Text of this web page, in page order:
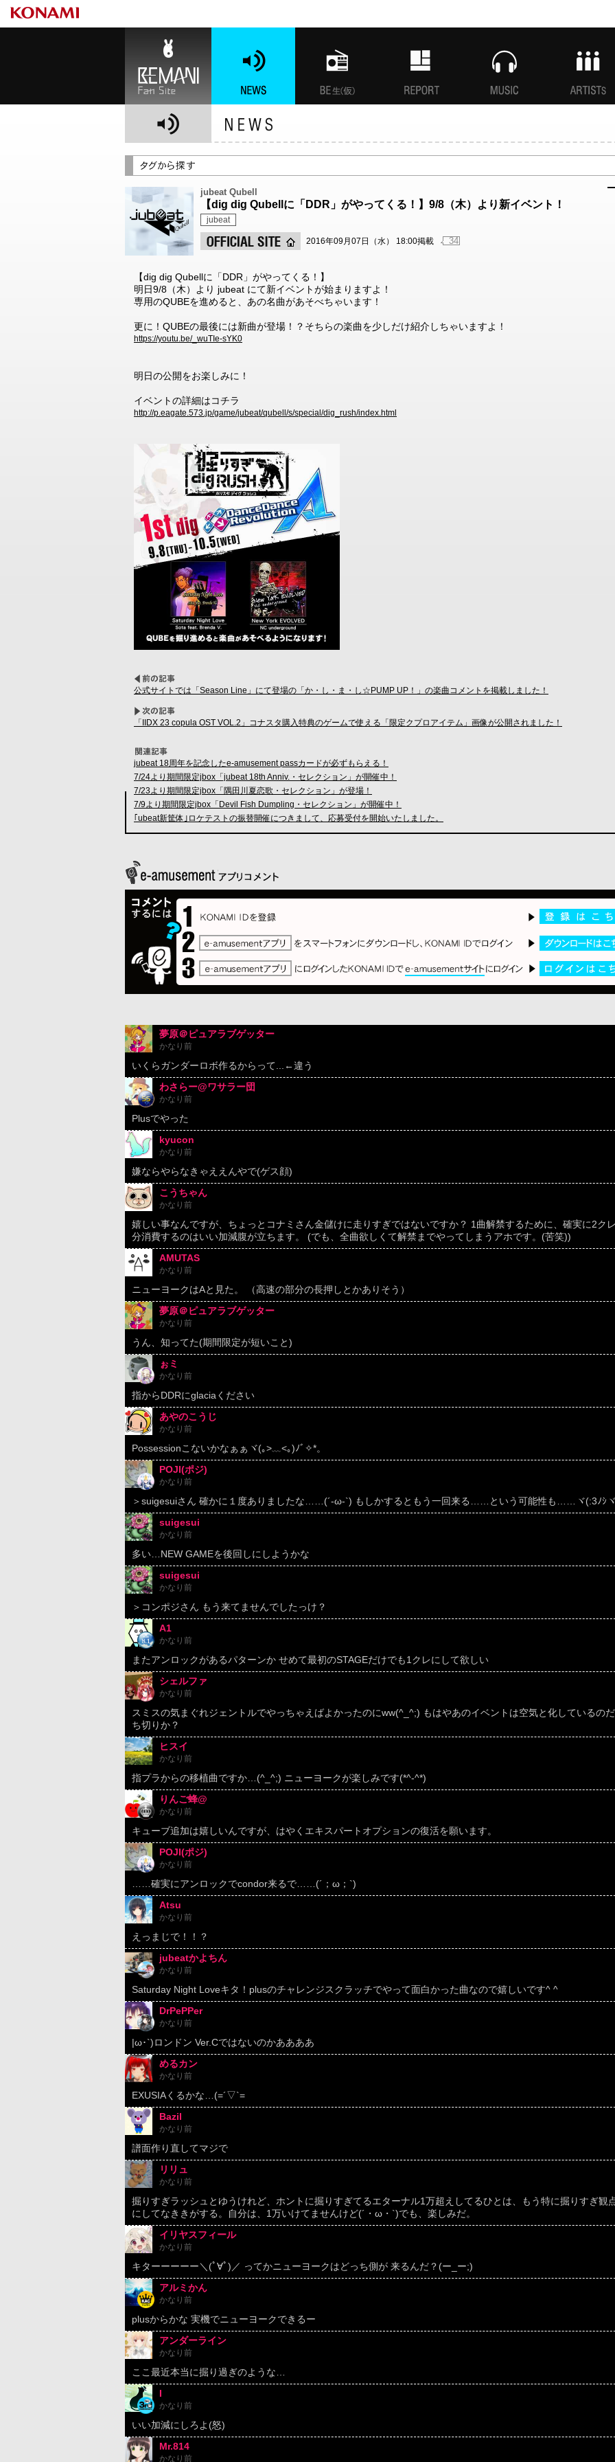
jubeat Qubell
【dig dig Qubellに「DDR」がやってくる！】9/8（木）より新イベント！
jubeat
2016年09月07日（水） 18:00掲載 34
【dig dig Qubellに「DDR」がやってくる！】
明日9/8（木）より jubeat にて新イベントが始まりますよ！
専用のQUBEを進めると、あの名曲があそべちゃいます！
更に！QUBEの最後には新曲が登場！？そちらの楽曲を少しだけ紹介しちゃいますよ！
https://youtu.be/_wuTIe-sYK0
明日の公開をお楽しみに！
イベントの詳細はコチラ
http://p.eagate.573.jp/game/jubeat/qubell/s/special/dig_rush/index.html
公式サイトでは「Season Line」にて登場の「か・し・ま・し☆PUMP UP！」の楽曲コメントを掲載しました！
「IIDX 23 copula OST VOL.2」コナスタ購入特典のゲームで使える「限定クプロアイテム」画像が公開されました！
jubeat 18周年を記念したe-amusement passカードが必ずもらえる！
7/24より期間限定jbox「jubeat 18th Anniv.・セレクション」が開催中！
7/23より期間限定jbox「隅田川夏恋歌・セレクション」が登場！
7/9より期間限定jbox「Devil Fish Dumpling・セレクション」が開催中！
｢ubeat新筐体｣ロケテストの振替開催につきまして、応募受付を開始いたしました。
夢原＠ピュアラブゲッター
かなり前
いくらガンダーロボ作るからって...←違う
わさらー@ワサラー団
かなり前
Plusでやった
kyucon
かなり前
嫌ならやらなきゃええんやで(ゲス顔)
こうちゃん
かなり前
嬉しい事なんですが、ちょっとコナミさん金儲けに走りすぎではないですか？ 1曲解禁するために、確実に2ク
分消費するのはいい加減腹が立ちます。 (でも、全曲欲しくて解禁までやってしまうアホです。(苦笑))
AMUTAS
かなり前
ニューヨークはAと見た。 （高速の部分の長押しとかありそう）
夢原＠ピュアラブゲッター
かなり前
うん、知ってた(期間限定が短いこと)
ぉミ
かなり前
指からDDRにglaciaください
あやのこうじ
かなり前
Possessionこないかなぁぁヾ(｡>﹏<｡)ﾉﾞ✧*。
POJI(ポジ)
かなり前
＞suigesuiさん 確かに１度ありましたな……(´-ω-`) もしかするともう一回来る……という可能性も……ヾ(:3ﾉｼ
suigesui
かなり前
多い…NEW GAMEを後回しにしようかな
suigesui
かなり前
＞コンポジさん もう来てませんでしたっけ？
A1
かなり前
またアンロックがあるパターンか せめて最初のSTAGEだけでも1クレにして欲しい
シェルファ
かなり前
スミスの気まぐれジェントルでやっちゃえばよかったのにww(^_^;) もはやあのイベントは空気と化しているの
ち切りか？
ヒスイ
かなり前
指プラからの移植曲ですか…(^_^;) ニューヨークが楽しみです(*^-^*)
りんご蜂@
かなり前
キューブ追加は嬉しいんですが、はやくエキスパートオプションの復活を願います。
POJI(ポジ)
かなり前
……確実にアンロックでcondor来るで……(´；ω；`)
Atsu
かなり前
えっまじで！！？
jubeatかよちん
かなり前
Saturday Night Loveキタ！plusのチャレンジスクラッチでやって面白かった曲なので嬉しいです^ ^
DrPePPer
かなり前
|ω･`)ロンドン Ver.Cではないのかああああ
めるカン
かなり前
EXUSIAくるかな…(=´▽`=
Bazil
かなり前
譜面作り直してマジで
リリュ
かなり前
掘りすぎラッシュとゆうけれど、ホントに掘りすぎてるエターナル1万超えしてるひとは、もう特に掘りすぎ観
にしてなききがする。自分は、1万いけてませんけど(´・ω・`)でも、楽しみだ。
イリヤスフィール
かなり前
キターーーーー＼(ﾟ∀ﾟ)／ ってかニューヨークはどっち側が 来るんだ？(ー_ー;)
アルミかん
かなり前
plusからかな 実機でニューヨークできるー
アンダーライン
かなり前
ここ最近本当に掘り過ぎのような…
I
かなり前
いい加減にしろよ(怒)
Mr.814
かなり前